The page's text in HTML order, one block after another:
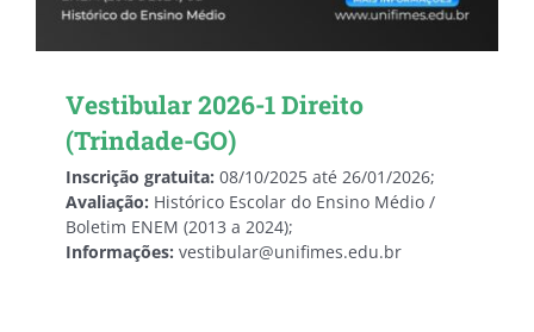
Vestibular 2026-1 Direito
(Trindade-GO)
Inscrição gratuita: 08/10/2025 até 26/01/2026;
Avaliação: Histórico Escolar do Ensino Médio /
Boletim ENEM (2013 a 2024);
Informações: vestibular@unifimes.edu.br